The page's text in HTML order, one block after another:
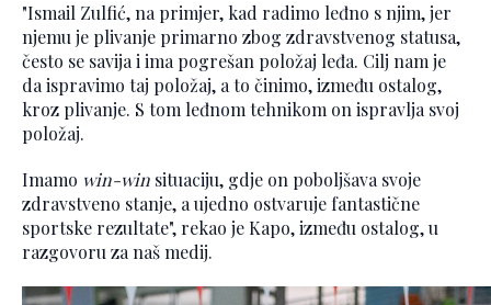
"Ismail Zulfić, na primjer, kad radimo leđno s njim, jer
njemu je plivanje primarno zbog zdravstvenog statusa,
često se savija i ima pogrešan položaj leđa. Cilj nam je
da ispravimo taj položaj, a to činimo, između ostalog,
kroz plivanje. S tom leđnom tehnikom on ispravlja svoj
položaj.
Imamo win-win situaciju, gdje on poboljšava svoje
zdravstveno stanje, a ujedno ostvaruje fantastične
sportske rezultate", rekao je Kapo, između ostalog, u
razgovoru za naš medij.